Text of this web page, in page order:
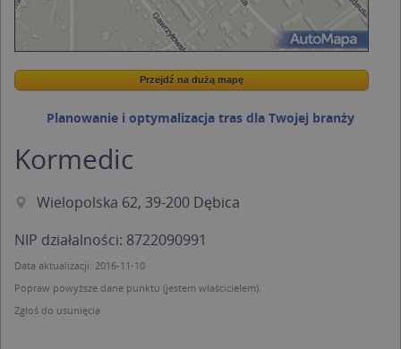
Wstaw tę mapkę na swoją stronę
Przejdź na dużą mapę
Przejdź na dużą mapę
Planowanie i optymalizacja tras dla Twojej branży
Kormedic
Wielopolska 62, 39-200 Dębica
NIP działalności: 8722090991
Data aktualizacji: 2016-11-10
Popraw powyższe dane punktu (jestem właścicielem).
Zgłoś do usunięcia